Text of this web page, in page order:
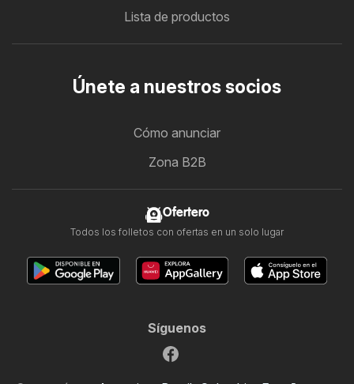
Lista de productos
Únete a nuestros socios
Cómo anunciar
Zona B2B
Ofertero
Todos los folletos con ofertas en un solo lugar
Síguenos